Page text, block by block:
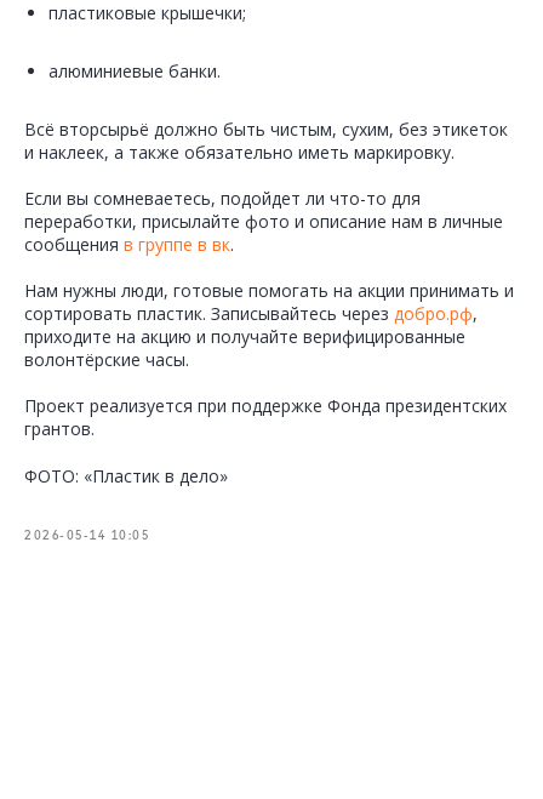
пластиковые крышечки;
алюминиевые банки.
Всё вторсырьё должно быть чистым, сухим, без этикеток
и наклеек, а также обязательно иметь маркировку.
Если вы сомневаетесь, подойдет ли что-то для
переработки, присылайте фото и описание нам в личные
сообщения в группе в вк.
Нам нужны люди, готовые помогать на акции принимать и
сортировать пластик. Записывайтесь через добро.рф,
приходите на акцию и получайте верифицированные
волонтёрские часы.
Проект реализуется при поддержке Фонда президентских
грантов.
ФОТО: «Пластик в дело»
2026-05-14 10:05